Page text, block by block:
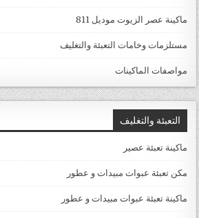
ماكينة عصر الزيوت موديل 811
مستلزمات وخامات التعبئة والتغليف
مواصفات الماكينات
التعبئة والتغليف
ماكينة تعبئة عصير
مكن تعبئة عبوات مبيدات و عطور
ماكينة تعبئة عبوات مبيدات و عطور